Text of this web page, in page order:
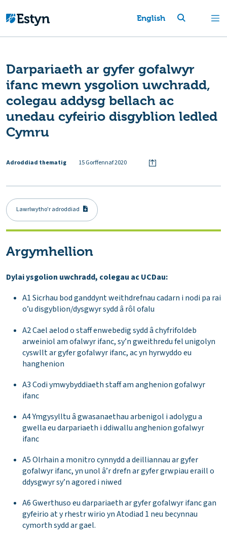
English
Darpariaeth ar gyfer gofalwyr
ifanc mewn ysgolion uwchradd,
colegau addysg bellach ac
unedau cyfeirio disgyblion ledled
Cymru
Adroddiad thematig 15 Gorffennaf 2020
Lawrlwytho'r adroddiad
Argymhellion
Dylai ysgolion uwchradd, colegau ac UCDau​:
A1 Sicrhau bod ganddynt weithdrefnau cadarn i nodi pa rai
o’u disgyblion/dysgwyr sydd â rôl ofalu
A2 Cael aelod o staff enwebedig sydd â chyfrifoldeb
arweiniol am ofalwyr ifanc, sy’n gweithredu fel unigolyn
cyswllt ar gyfer gofalwyr ifanc, ac yn hyrwyddo eu
hanghenion
A3 Codi ymwybyddiaeth staff am anghenion gofalwyr
ifanc
A4 Ymgysylltu â gwasanaethau arbenigol i adolygu a
gwella eu darpariaeth i ddiwallu anghenion gofalwyr
ifanc
A5 Olrhain a monitro cynnydd a deilliannau ar gyfer
gofalwyr ifanc, yn unol â’r drefn ar gyfer grwpiau eraill o
ddysgwyr sy’n agored i niwed
A6 Gwerthuso eu darpariaeth ar gyfer gofalwyr ifanc gan
gyfeirio at y rhestr wirio yn Atodiad 1 neu becynnau
cymorth sydd ar gael.